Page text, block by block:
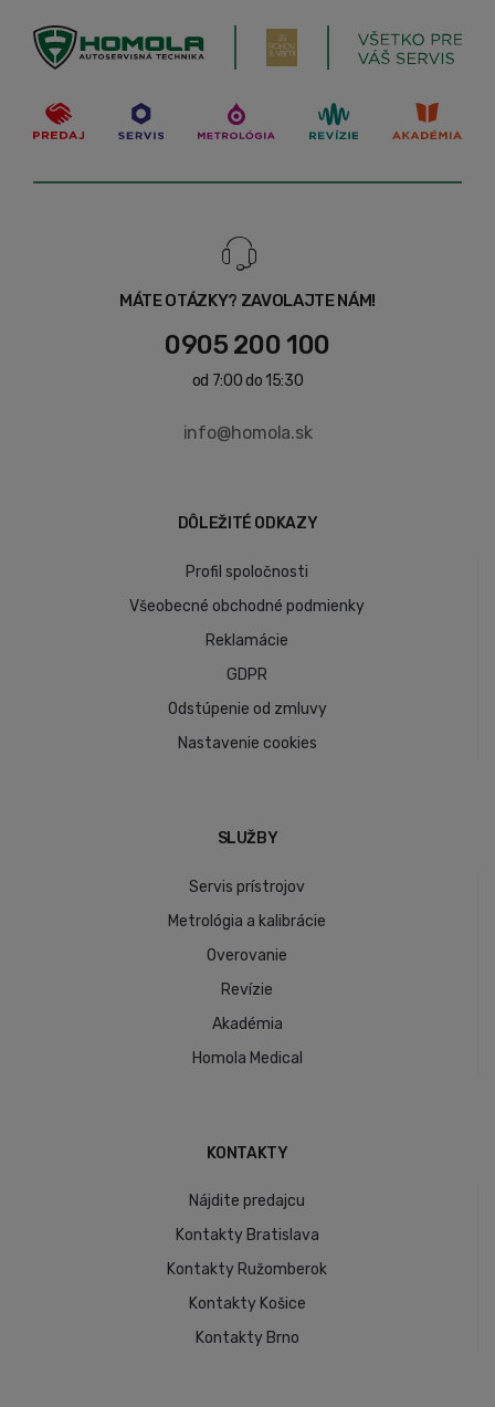
MÁTE OTÁZKY? ZAVOLAJTE NÁM!
0905 200 100
od 7:00 do 15:30
info@homola.sk
DÔLEŽITÉ ODKAZY
Profil spoločnosti
Všeobecné obchodné podmienky
Reklamácie
GDPR
Odstúpenie od zmluvy
Nastavenie cookies
SLUŽBY
Servis prístrojov
Metrológia a kalibrácie
Overovanie
Revízie
Akadémia
Homola Medical
KONTAKTY
Nájdite predajcu
Kontakty Bratislava
Kontakty Ružomberok
Kontakty Košice
Kontakty Brno